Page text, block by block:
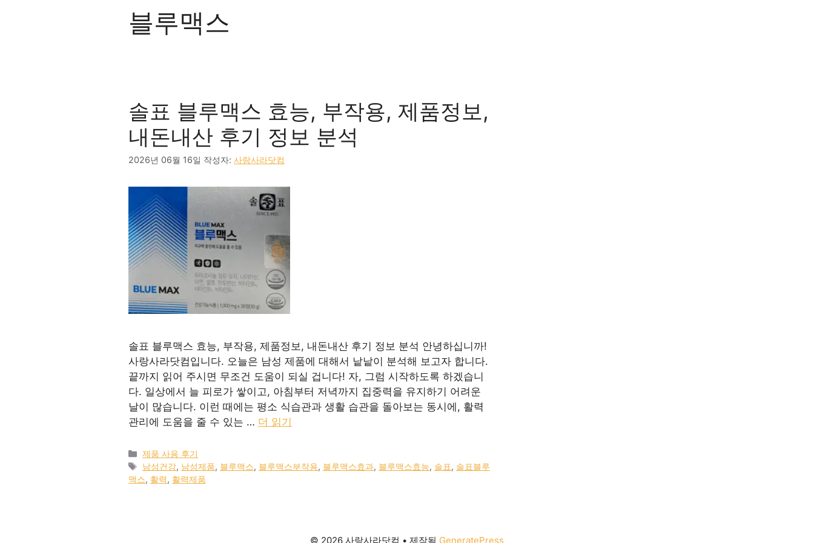
블루맥스
솔표 블루맥스 효능, 부작용, 제품정보,
내돈내산 후기 정보 분석
2026년 06월 16일 작성자: 사랑사라닷컴
솔표 블루맥스 효능, 부작용, 제품정보, 내돈내산 후기 정보 분석 안녕하십니까!
사랑사라닷컴입니다. 오늘은 남성 제품에 대해서 낱낱이 분석해 보고자 합니다.
끝까지 읽어 주시면 무조건 도움이 되실 겁니다! 자, 그럼 시작하도록 하겠습니
다. 일상에서 늘 피로가 쌓이고, 아침부터 저녁까지 집중력을 유지하기 어려운
날이 많습니다. 이런 때에는 평소 식습관과 생활 습관을 돌아보는 동시에, 활력
관리에 도움을 줄 수 있는 … 더 읽기
카
테
고
제품 사용 후기
태
그
남성건강, 남성제품, 블루맥스, 블루맥스부작용, 블루맥스효과, 블루맥스효능, 솔표, 솔표블루
맥스, 활력, 활력제품
© 2026 사랑사라닷컴 • 제작됨 GeneratePress